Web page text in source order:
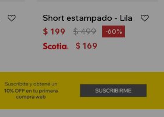
Short estampado - Lila
$ 199 $499 60
$ 169